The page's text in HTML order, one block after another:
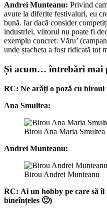
Andrei Munteanu: Privind
avute la diferite festivaluri, eu
bună. Iar dacă consider
industriei, viitorul nu poate fi
exemplu concret: Văru’
unde ștacheta a fost ridicată tot
Și acum… întrebări mai
RC: Ne arăți o poză cu biroul
Ana Smultea:
Birou Ana Maria Smultea
Andrei Munteanu:
Birou Andrei Munteanu
RC: Ai un hobby pe care să
bineînțeles 🙂)